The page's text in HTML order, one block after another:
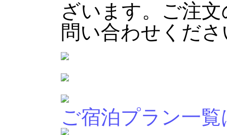
ざいます。ご注
問い合わせくだ
ご宿泊プラン一